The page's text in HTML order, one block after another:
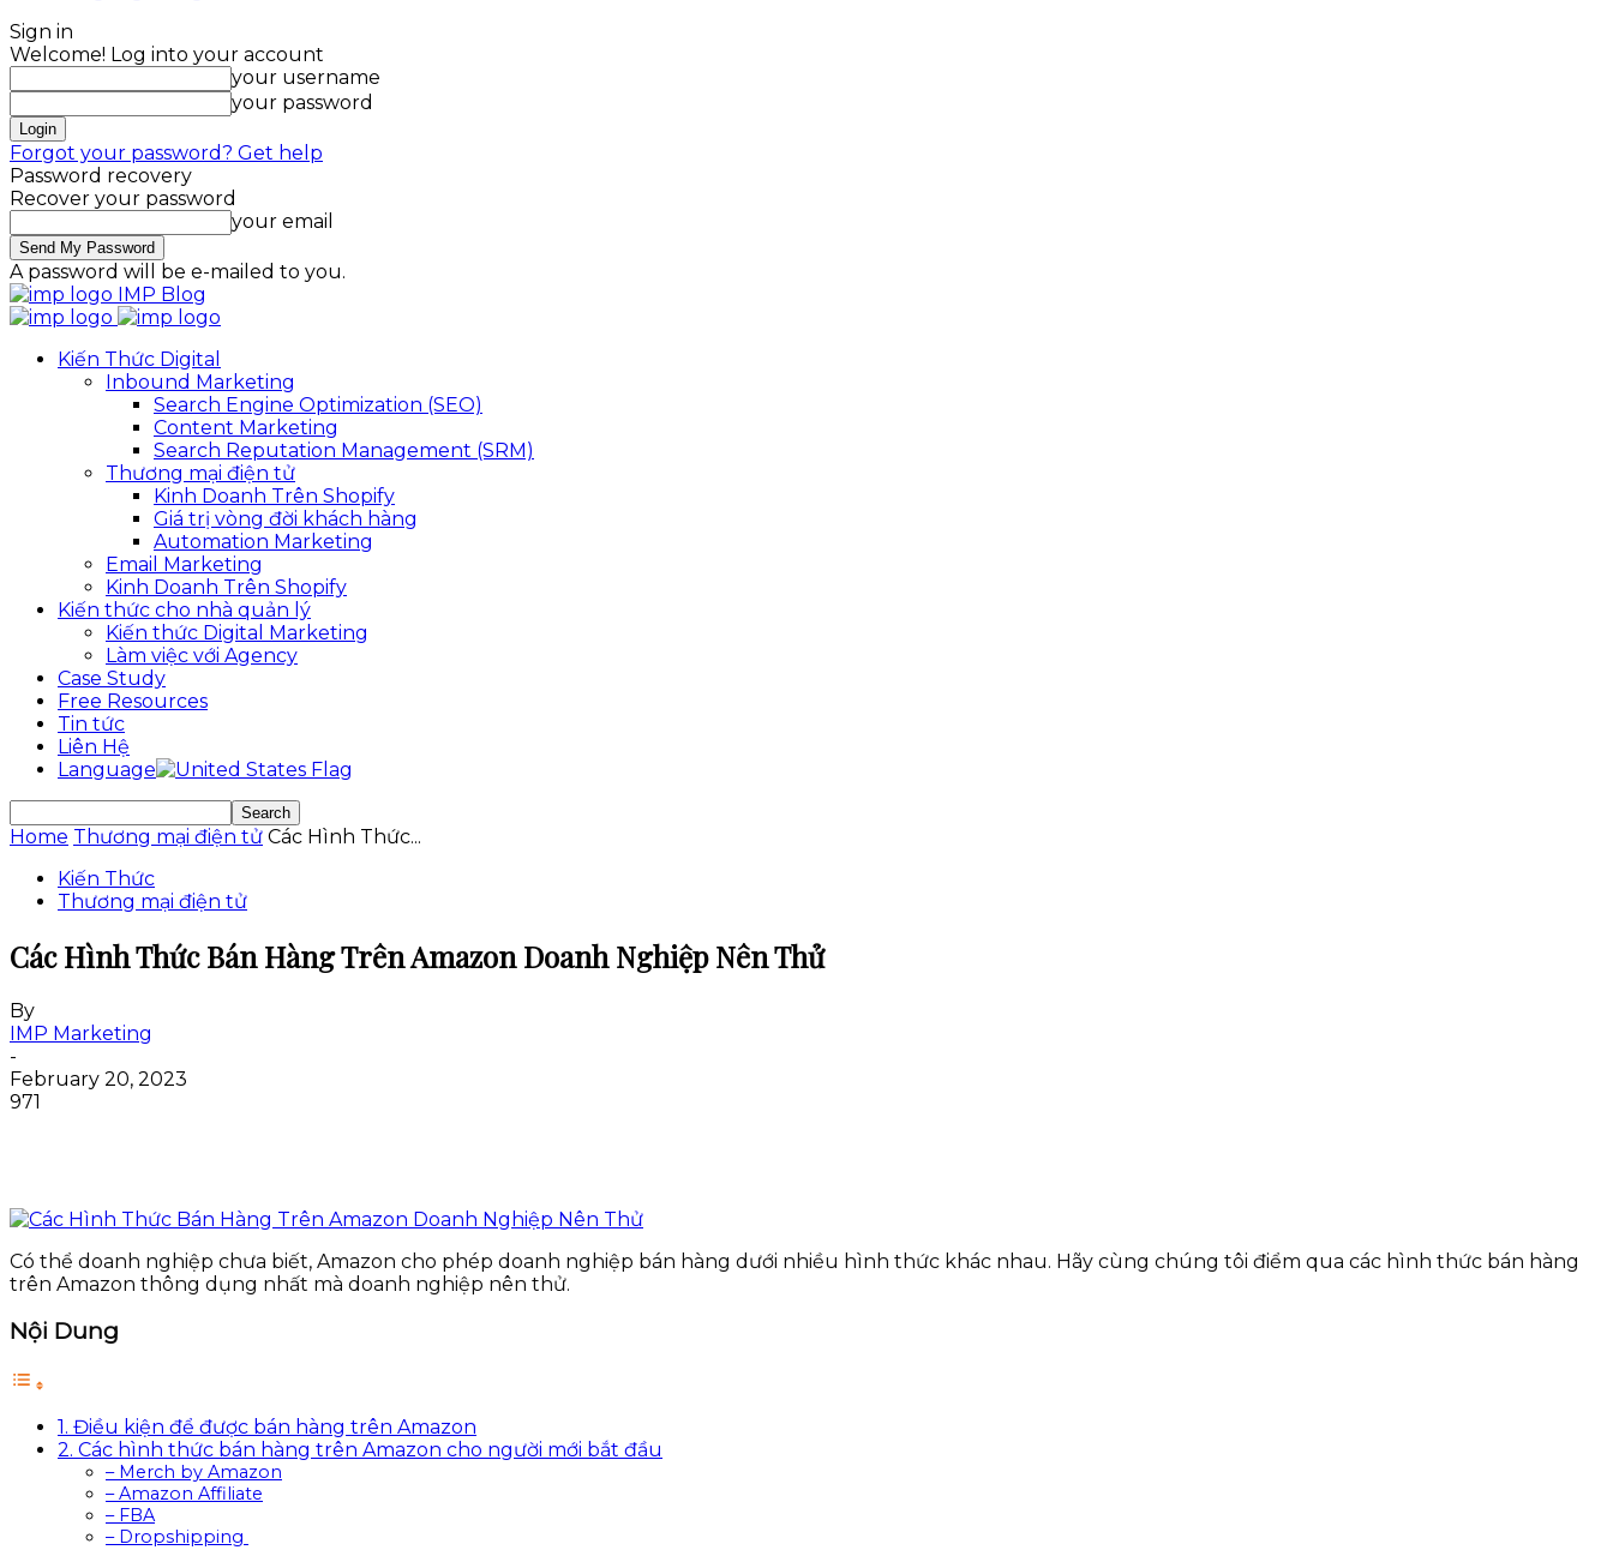
Sign in
Welcome! Log into your account
your username
your password
Forgot your password? Get help
Password recovery
Recover your password
your email
A password will be e-mailed to you.
IMP Blog
Kiến Thức Digital
Inbound Marketing
Search Engine Optimization (SEO)
Content Marketing
Search Reputation Management (SRM)
Thương mại điện tử
Kinh Doanh Trên Shopify
Giá trị vòng đời khách hàng
Automation Marketing
Email Marketing
Kinh Doanh Trên Shopify
Kiến thức cho nhà quản lý
Kiến thức Digital Marketing
Làm việc với Agency
Case Study
Free Resources
Tin tức
Liên Hệ
Language
Home Thương mại điện tử Các Hình Thức...
Kiến Thức
Thương mại điện tử
Các Hình Thức Bán Hàng Trên Amazon Doanh Nghiệp Nên Thử
By
IMP Marketing
-
February 20, 2023
971
Có thể doanh nghiệp chưa biết, Amazon cho phép doanh nghiệp bán hàng dưới nhiều hình thức khác nhau. Hãy cùng chúng tôi điểm qua các hình thức bán hàng
trên Amazon thông dụng nhất mà doanh nghiệp nên thử.
Nội Dung
1. Điều kiện để được bán hàng trên Amazon
2. Các hình thức bán hàng trên Amazon cho người mới bắt đầu
– Merch by Amazon
– Amazon Affiliate
– FBA
– Dropshipping